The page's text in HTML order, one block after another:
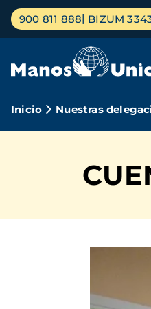
Pasar
contenido
Menú
principal
900 811 888 BIZUM
Ruta
Inicio Nuestras